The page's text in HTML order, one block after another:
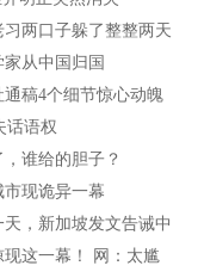
两口子躲了整整两天
从中国归国
稿4个细节惊心动魄
话语权
谁给的胆子？
现诡异一幕
天，新加坡发文告诫中
这一幕！ 网：太尴